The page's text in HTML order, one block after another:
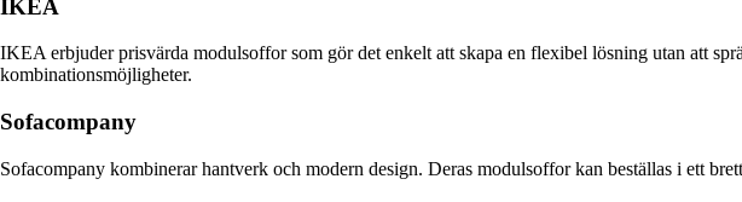
IKEA
IKEA erbjuder prisvärda modulsoffor som gör det enkelt att skapa en flexibel lösning utan att
kombinationsmöjligheter.
Sofacompany
Sofacompany kombinerar hantverk och modern design. Deras modulsoffor kan beställas i ett